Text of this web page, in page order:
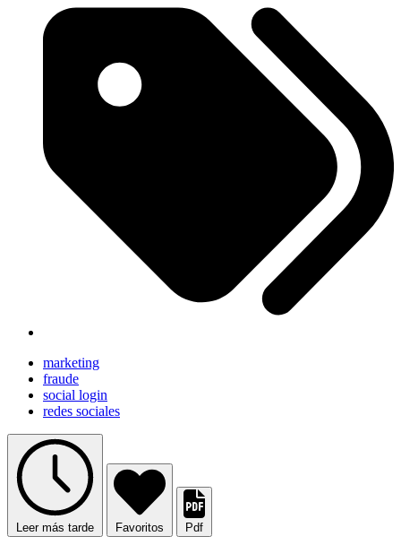
marketing
fraude
social login
redes sociales
Leer más tarde Favoritos Pdf